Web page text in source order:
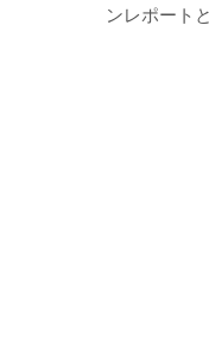
ンレポート